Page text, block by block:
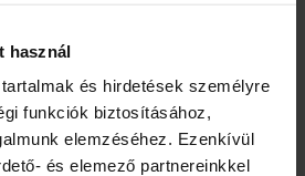
használ
és hirdetések személyre
funkciók biztosításához,
elemzéséhez. Ezenkívül
és elemező partnereinkkel
.augusztus 07